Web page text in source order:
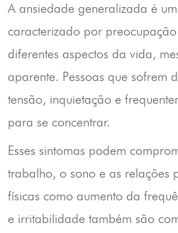
A ansiedade generalizada é
caracterizado por
diferentes aspectos da vida,
aparente. Pessoas que sofrem
tensão, inquietação e
para se concentrar.
Esses sintomas podem
trabalho, o sono e as relações
físicas como aumento da
e irritabilidade também são